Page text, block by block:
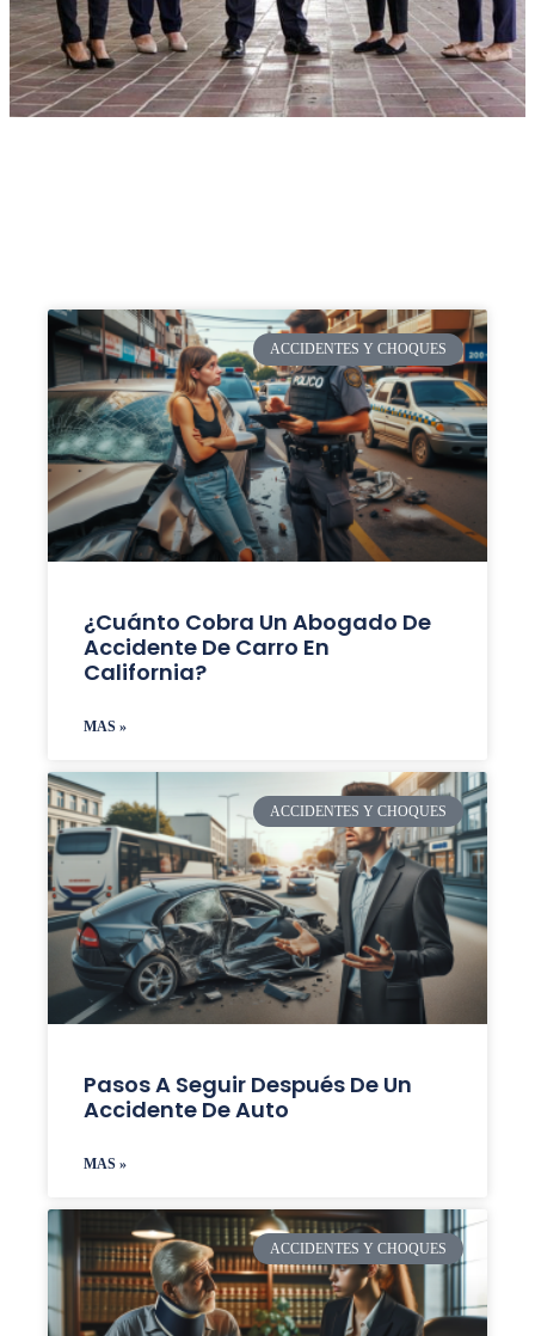
ACCIDENTES Y CHOQUES
¿Cuánto Cobra Un Abogado De
Accidente De Carro En
California?
MAS »
ACCIDENTES Y CHOQUES
Pasos A Seguir Después De Un
Accidente De Auto
MAS »
ACCIDENTES Y CHOQUES